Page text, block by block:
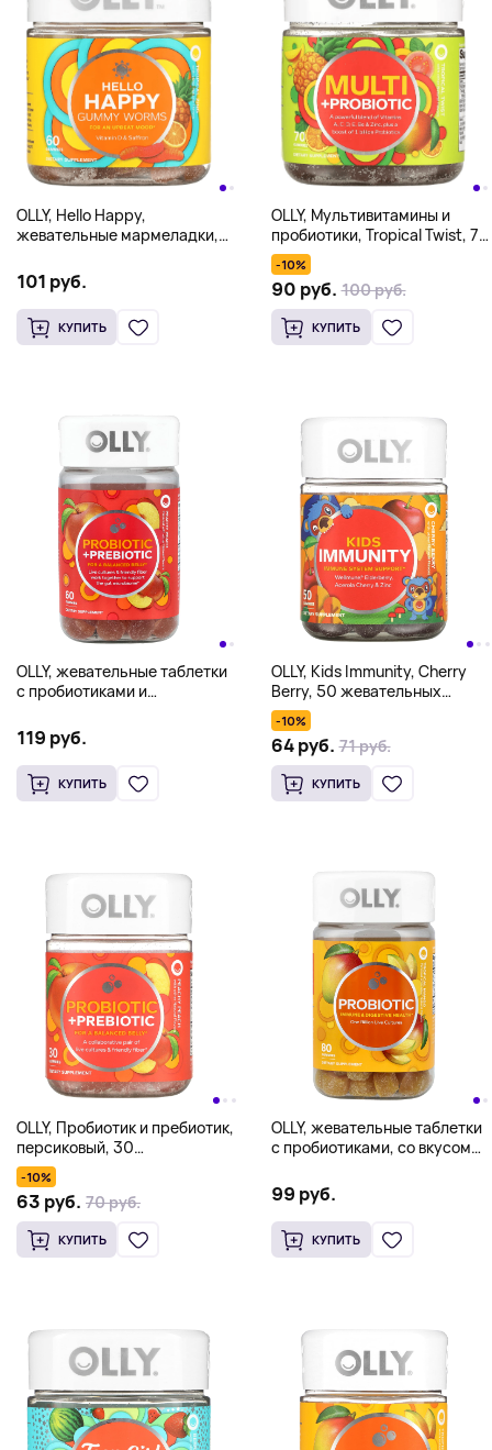
OLLY, Hello Happy,
жевательные мармеладки,
жевательных таблеток
101 руб.
КУПИТЬ
OLLY, Мультивитамины и
пробиотики, Tropical Twist, 70
жевательных таблеток
-10%
90 руб. 100 руб.
КУПИТЬ
OLLY, жевательные таблетки
с пробиотиками и
персика, 60 жевательных
таблеток
119 руб.
КУПИТЬ
OLLY, Kids Immunity, Cherry
Berry, 50 жевательных
таблеток
-10%
64 руб. 71 руб.
КУПИТЬ
OLLY, Пробиотик и пребиотик,
персиковый, 30
жевательных таблеток
-10%
63 руб. 70 руб.
КУПИТЬ
OLLY, жевательные таблетки
с пробиотиками, со вкусом
жевательных таблеток
99 руб.
КУПИТЬ